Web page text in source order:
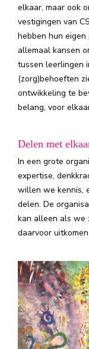
elkaar, maar ook
vestigingen van
hebben hun
allemaal kansen
tussen leerlingen
(zorg)behoeften
ontwikkeling te
belang, voor
Delen met
In een grote
expertise,
willen we kennis,
delen. De
kan alleen als we
daarvoor uitkomen.